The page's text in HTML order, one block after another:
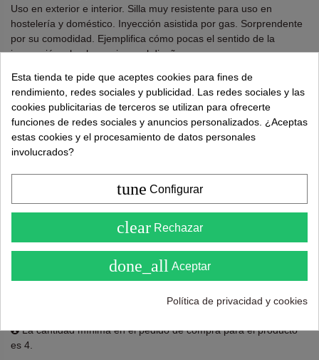
Uso en exterior e interior. Silla muy resistente para uso en
hostelería y doméstico. Inyección asistida por gas. Sorprendente
por su comodidad. Ejemplifica cómo pocas el sentido de la
innovación y la elegancia en el diseño.
Alto: 92 cms. Ancho: 40 cms. Fondo: 43 cms.
Altura del asiento: 46 cms.
¿Necesitas ayuda?tel.638 524 811o962 881 077
Recuerda utiliza "PROMO"
extra.Más info
Añadir al carrito
La cantidad mínima en el pedido de compra para el producto
es 4.
Esta tienda te pide que aceptes cookies para fines de
rendimiento, redes sociales y publicidad. Las redes sociales y las
cookies publicitarias de terceros se utilizan para ofrecerte
funciones de redes sociales y anuncios personalizados. ¿Aceptas
estas cookies y el procesamiento de datos personales
involucrados?
tune Configurar
clear Rechazar
done_all Aceptar
Política de privacidad y cookies